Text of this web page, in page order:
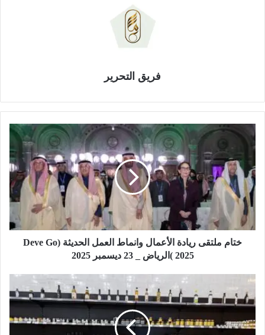
فريق التحرير
خ
ت
م
م
ل
ى
د
ا
أ
ختام ملتقى ريادة الأعمال وانماط العمل الحديثة (Deve Go
2025 )الرياض _ 23 ديسمبر 2025
ب
ئ
م